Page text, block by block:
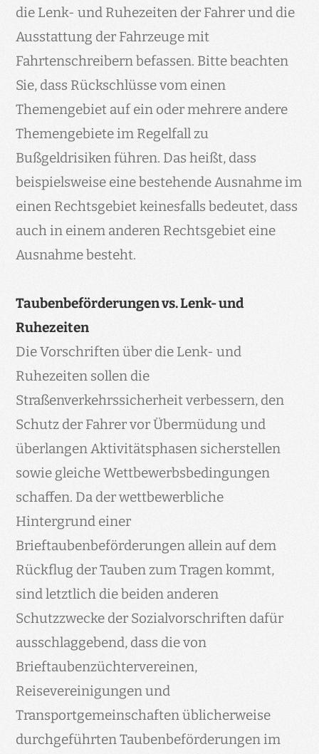
die Lenk- und Ruhezeiten der Fahrer und die
Ausstattung der Fahrzeuge mit
Fahrtenschreibern befassen. Bitte beachten
Sie, dass Rückschlüsse vom einen
Themengebiet auf ein oder mehrere andere
Themengebiete im Regelfall zu
Bußgeldrisiken führen. Das heißt, dass
beispielsweise eine bestehende Ausnahme im
einen Rechtsgebiet keinesfalls bedeutet, dass
auch in einem anderen Rechtsgebiet eine
Ausnahme besteht.
Taubenbeförderungen vs. Lenk- und
Ruhezeiten
Die Vorschriften über die Lenk- und
Ruhezeiten sollen die
Straßenverkehrssicherheit verbessern, den
Schutz der Fahrer vor Übermüdung und
überlangen Aktivitätsphasen sicherstellen
sowie gleiche Wettbewerbsbedingungen
schaffen. Da der wettbewerbliche
Hintergrund einer
Brieftaubenbeförderungen allein auf dem
Rückflug der Tauben zum Tragen kommt,
sind letztlich die beiden anderen
Schutzzwecke der Sozialvorschriften dafür
ausschlaggebend, dass die von
Brieftaubenzüchtervereinen,
Reisevereinigungen und
Transportgemeinschaften üblicherweise
durchgeführten Taubenbeförderungen im